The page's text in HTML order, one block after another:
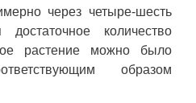
через четыре-шесть
достаточное количество
растение можно было
образом